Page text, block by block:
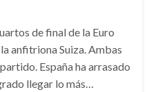
de final de la Euro
anfitriona Suiza. Ambas
España ha arrasado
llegar lo más…